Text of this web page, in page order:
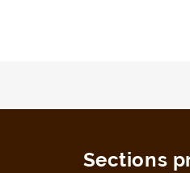
Sections